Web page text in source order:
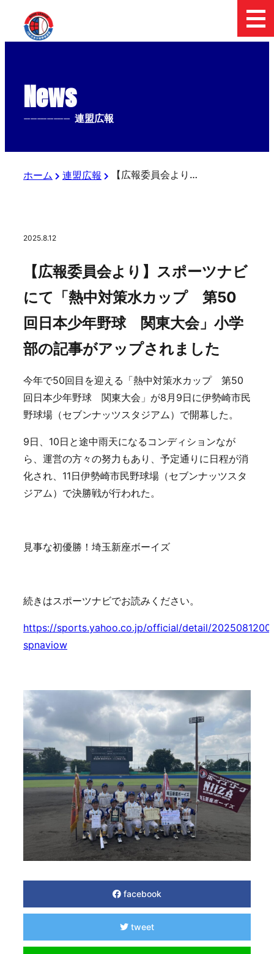
News
-------------- 連盟広報
ホーム 連盟広報 【広報委員会より】スポーツナビにて「熱中対策水カップ 第50回日本少年野球 関東大会」小学部の記事がアップされました
2025.8.12
【広報委員会より】スポーツナビ
にて「熱中対策水カップ 第50
回日本少年野球 関東大会」小学
部の記事がアップされました
今年で50回目を迎える「熱中対策水カップ 第50
回日本少年野球 関東大会」が8月9日に伊勢崎市民
野球場（セブンナッツスタジアム）で開幕した。
9日、10日と途中雨天になるコンディションなが
ら、運営の方々の努力もあり、予定通りに日程が消
化され、11日伊勢崎市民野球場（セブンナッツスタ
ジアム）で決勝戦が行われた。
見事な初優勝！埼玉新座ボーイズ
続きはスポーツナビでお読みください。
https://sports.yahoo.co.jp/official/detail/
spnaviow
facebook
tweet